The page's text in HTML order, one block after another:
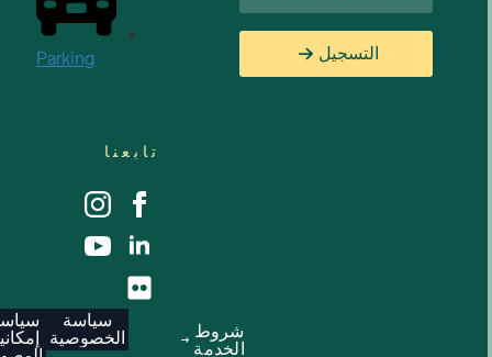
التسجيل Parking
تابعنا
شروط
الخدمة
سياسة
الخصوصية
سياسة
إمكانية